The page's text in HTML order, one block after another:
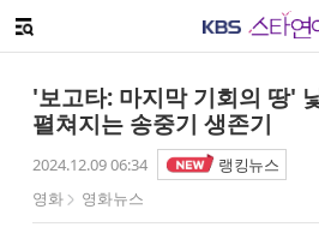
메뉴 열기
'보고타: 마지막 기회의 땅'
펼쳐지는 송중기 생존기
2024.12.09 06:34
랭킹뉴스
영화
영화뉴스
페이스북
트위터
네이버
URL복사
글씨 작게보기
글씨 크게보기
해시태그